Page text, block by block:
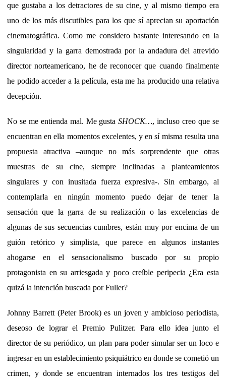
que gustaba a los detractores de su cine, y al mismo tiempo era
uno de los más discutibles para los que sí aprecian su aportación
cinematográfica. Como me considero bastante interesando en la
singularidad y la garra demostrada por la andadura del atrevido
director norteamericano, he de reconocer que cuando finalmente
he podido acceder a la película, esta me ha producido una relativa
decepción.
No se me entienda mal. Me gustaSHOCK…, incluso creo que se
encuentran en ella momentos excelentes, y en sí misma resulta una
propuesta atractiva –aunque no más sorprendente que otras
muestras de su cine, siempre inclinadas a planteamientos
singulares y con inusitada fuerza expresiva-. Sin embargo, al
contemplarla en ningún momento puedo dejar de tener la
sensación que la garra de su realización o las excelencias de
algunas de sus secuencias cumbres, están muy por encima de un
guión retórico y simplista, que parece en algunos instantes
ahogarse en el sensacionalismo buscado por su propio
protagonista en su arriesgada y poco creíble peripecia ¿Era esta
quizá la intención buscada por Fuller?
Johnny Barrett (Peter Brook) es un joven y ambicioso periodista,
deseoso de lograr el Premio Pulitzer. Para ello idea junto el
director de su periódico, un plan para poder simular ser un loco e
ingresar en un establecimiento psiquiátrico en donde se cometió un
crimen, y donde se encuentran internados los tres testigos del